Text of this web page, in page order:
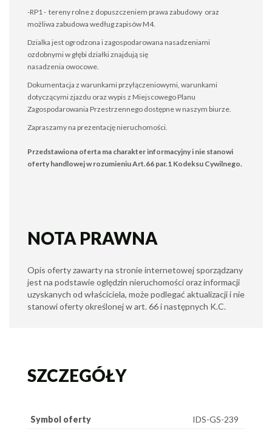
-RP1 - tereny rolne z dopuszczeniem prawa zabudowy oraz
możliwa zabudowa według zapisów M4.
Dzialka jest ogrodzona i zagospodarowana nasadzeniami
ozdobnymi w głębi działki znajdują się
nasadzenia owocowe.
Dokumentacja z warunkami przyłączeniowymi, warunkami
dotyczącymi zjazdu oraz wypis z Miejscowego Planu
Zagospodarowania Przestrzennego dostępne w naszym biurze.
Zapraszamy na prezentację nieruchomości.
Przedstawiona oferta ma charakter informacyjny i nie stanowi
oferty handlowej w rozumieniu Art.66 par.1 Kodeksu Cywilnego.
NOTA PRAWNA
Opis oferty zawarty na stronie internetowej sporządzany
jest na podstawie oględzin nieruchomości oraz informacji
uzyskanych od właściciela, może podlegać aktualizacji i nie
stanowi oferty określonej w art. 66 i następnych K.C.
SZCZEGÓŁY
Symbol oferty IDS-GS-239